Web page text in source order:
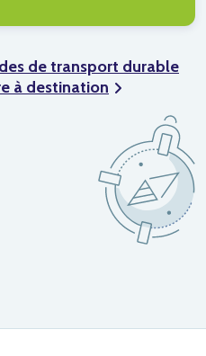
de transport durable
à destination